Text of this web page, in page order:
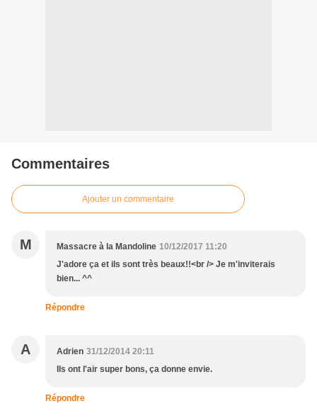
Commentaires
Ajouter un commentaire
M Massacre à la Mandoline 10/12/2017 11:20
J'adore ça et ils sont très beaux!!<br /> Je m'inviterais
bien... ^^
Répondre
A Adrien 31/12/2014 20:11
Ils ont l'air super bons, ça donne envie.
Répondre